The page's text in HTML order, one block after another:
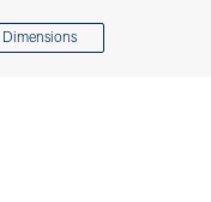
Dimensions